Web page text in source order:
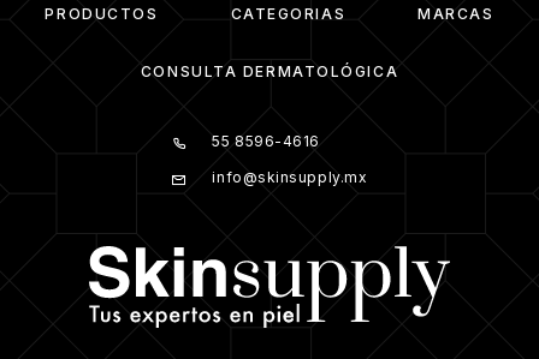
PRODUCTOS CATEGORIAS MARCAS
CONSULTA DERMATOLÓGICA
55 8596-4616
info@skinsupply.mx